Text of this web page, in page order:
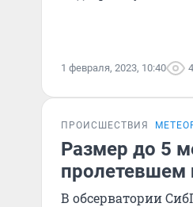
1 февраля, 2023, 10:40
ПРОИСШЕСТВИЯ
Размер до 5
пролетевшем
В обсерватории